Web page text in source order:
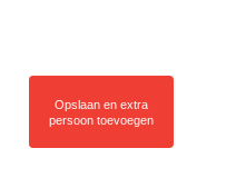
Opslaan en extra
persoon toevoegen